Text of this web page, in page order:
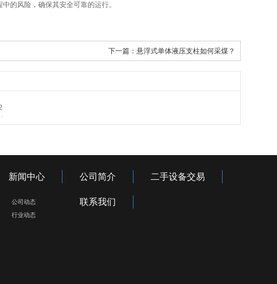
的风险，确保其安全可靠的运行。
下一篇： 悬浮式单体液压支柱如何采煤？
新闻中心
公司动态
行业动态
公司简介 二手设备交易
联系我们